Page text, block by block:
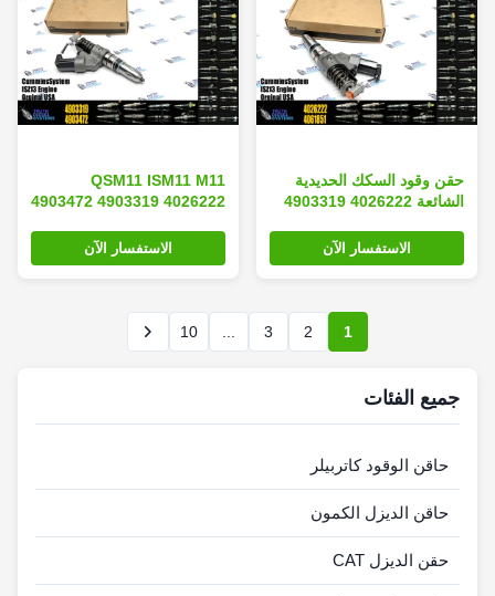
حقن وقود السكك الحديدية
الشائعة 4026222 4903319
23670-26011 4903472
لمحركات الديزل M11 ISM11
الاستفسار الآن
QSM11 ISM11 M11
4903472 4903319 4026222
الاستفسار الآن
1
2
3
10
جميع الفئات
حاقن الوقود كاتربيلر
حاقن الديزل الكمون
حقن الديزل CAT